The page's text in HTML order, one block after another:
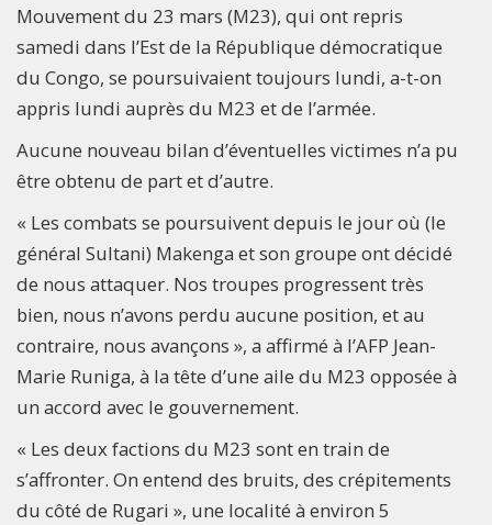
Mouvement du 23 mars (M23), qui ont repris
samedi dans l’Est de la République démocratique
du Congo, se poursuivaient toujours lundi, a-t-on
appris lundi auprès du M23 et de l’armée.
Aucune nouveau bilan d’éventuelles victimes n’a pu
être obtenu de part et d’autre.
« Les combats se poursuivent depuis le jour où (le
général Sultani) Makenga et son groupe ont décidé
de nous attaquer. Nos troupes progressent très
bien, nous n’avons perdu aucune position, et au
contraire, nous avançons », a affirmé à l’AFP Jean-
Marie Runiga, à la tête d’une aile du M23 opposée à
un accord avec le gouvernement.
« Les deux factions du M23 sont en train de
s’affronter. On entend des bruits, des crépitements
du côté de Rugari », une localité à environ 5